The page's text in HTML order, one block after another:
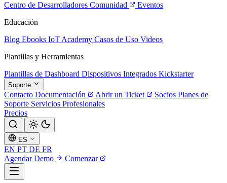
Centro de Desarrolladores Comunidad
Eventos
Educación
Blog Ebooks IoT Academy Casos de Uso Videos
Plantillas y Herramientas
Plantillas de Dashboard Dispositivos Integrados Kickstarter
Soporte
Contacto Documentación Abrir un Ticket Socios Planes de
Soporte Servicios Profesionales
Precios
ES
EN PT DE FR
Agendar Demo
Comenzar